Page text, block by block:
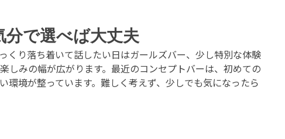
で選べば大丈夫
くり落ち着いて話したい日はガールズバー、少し特別な体験
しみの幅が広がります。最近のコンセプトバーは、初めての
境が整っています。難しく考えず、少しでも気になったら